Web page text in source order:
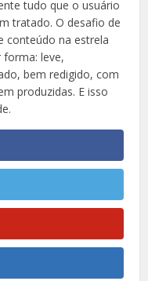
tudo que o usuário
tratado. O desafio de
conteúdo na estrela
leve,
bem redigido, com
produzidas. E isso